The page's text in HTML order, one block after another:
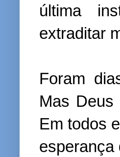
última
extraditar
Foram
Mas Deus
Em todos
esperança